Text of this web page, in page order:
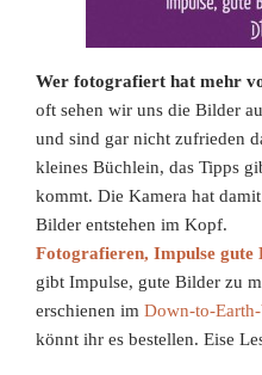
Wer fotografiert hat mehr
oft sehen wir uns die Bilder
und sind gar nicht zufrieden
kleines Büchlein, das Tipps
kommt. Die Kamera hat
Bilder entstehen im Kopf.
Fotografieren, Impulse gute
gibt Impulse, gute Bilder zu
erschienen imDown-to-
könnt ihr es bestellen. Eise